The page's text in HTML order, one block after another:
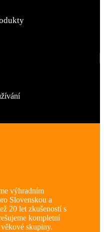
výhradním
Slovenskou a
20 let zkušeností s
kompletní
skupiny.